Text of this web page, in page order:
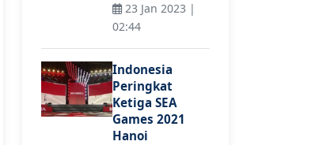
23 Jan 2023 |
02:44
Indonesia
Peringkat
Ketiga SEA
Games 2021
Hanoi